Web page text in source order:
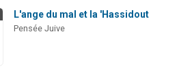
L'ange du mal et la 'Hassidout
Pensée Juive